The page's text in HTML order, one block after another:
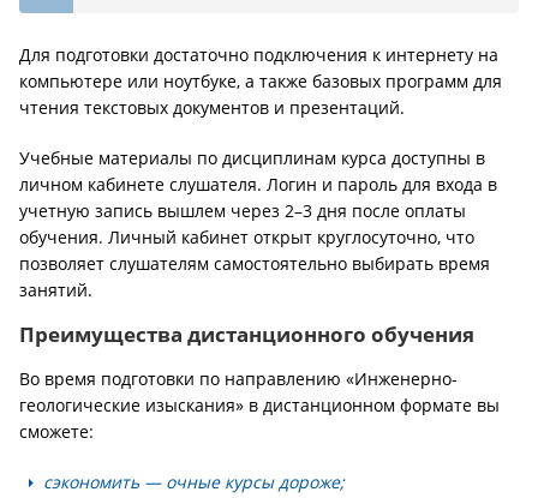
Для подготовки достаточно подключения к интернету на
компьютере или ноутбуке, а также базовых программ для
чтения текстовых документов и презентаций.
Учебные материалы по дисциплинам курса доступны в
личном кабинете слушателя. Логин и пароль для входа в
учетную запись вышлем через 2–3 дня после оплаты
обучения. Личный кабинет открыт круглосуточно, что
позволяет слушателям самостоятельно выбирать время
занятий.
Преимущества дистанционного обучения
Во время подготовки по направлению «Инженерно-
геологические изыскания» в дистанционном формате вы
сможете:
сэкономить — очные курсы дороже;